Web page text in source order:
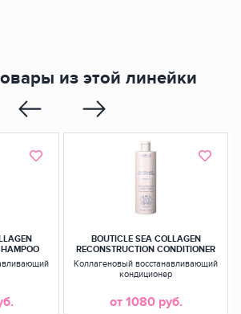
из этой линейки
BOUTICLE SEA COLLAGEN
RECONSTRUCTION CONDITIONER
Коллагеновый восстанавливающий
кондиционер
от 1080 руб.